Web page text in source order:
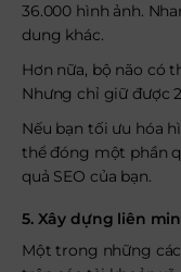
36.000 hình ảnh.
dung khác.
Hơn nữa, bộ não có
Nhưng chỉ giữ được
Nếu bạn tối ưu hóa
thể đóng một phần
quả SEO của bạn.
5. Xây dựng liên
Một trong những